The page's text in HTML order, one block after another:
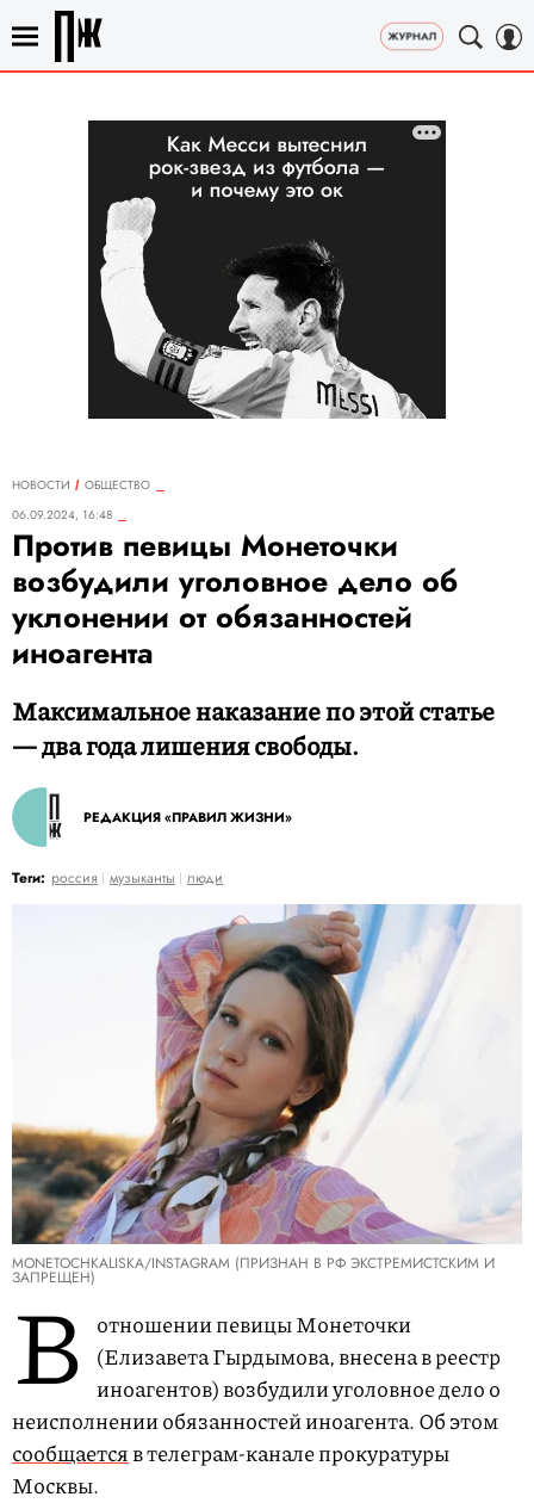
НОВОСТИ
ОБЩЕСТВО
06.09.2024, 16:48
Против певицы Монеточки
возбудили уголовное дело об
уклонении от обязанностей
иноагента
Максимальное наказание по этой статье
— два года лишения свободы.
РЕДАКЦИЯ «ПРАВИЛ ЖИЗНИ»
Теги: россия музыканты люди
MONETOCHKALISKA/INSTAGRAM (ПРИЗНАН В РФ ЭКСТРЕМИСТСКИМ И
ЗАПРЕЩЕН)
В
отношении певицы Монеточки
(Елизавета Гырдымова, внесена в реестр
иноагентов) возбудили уголовное дело о
неисполнении обязанностей иноагента. Об этом
сообщаетсяв телеграм-канале прокуратуры
Москвы.